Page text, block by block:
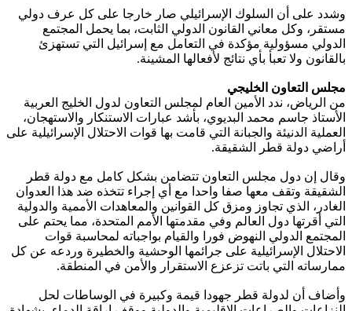
وشدد على أن السلوك الإسرائيلي صار خارجا على كل عرف دولي
مستقر، وكل معاني القانون الدولي الثابت، بما يحمل المجتمع
الدولي مسؤولية مؤكدة في التعامل مع إسرائيل التي تستهزئ
بالقانون ولا تعبأ بأي نتائج لأفعالها المشينة.
مجلس التعاون الخليجي
من الرياض، ندد الأمين العام لمجلس التعاون لدول الخليج العربية
الأستاذ جاسم محمد البديوي، بأشد عبارات الاستنكار والاستهجان،
العملية الدنيئة والجبانة التي قامت بها قوات الاحتلال الإسرائيلية على
أراضي دولة قطر الشقيقة.
وقال إن دول مجلس التعاون تتضامن بشكل كامل مع دولة قطر
الشقيقة وتقف معها صفا واحدا مع أي إجراء تتخذه ضد هذا العدوان
الغادر، الذي تجاوز ومزق كل القوانين والمعاهدات الأممية والدولية
التي أقرتها دول العالم وفي مقدمتها الأمم المتحدة، مما يحتم على
المجتمع الدولي النهوض فورا والقيام بواجباته لمحاسبة قوات
الاحتلال الإسرائيلية على جرائمها الوحشية والخطيرة وردعه عن كل
ممارساته التي باتت تزعزع الاستقرار والأمن في المنطقة.
وأضاف أن لدولة قطر جهودا قيمة وكبيرة في الوساطات لحل